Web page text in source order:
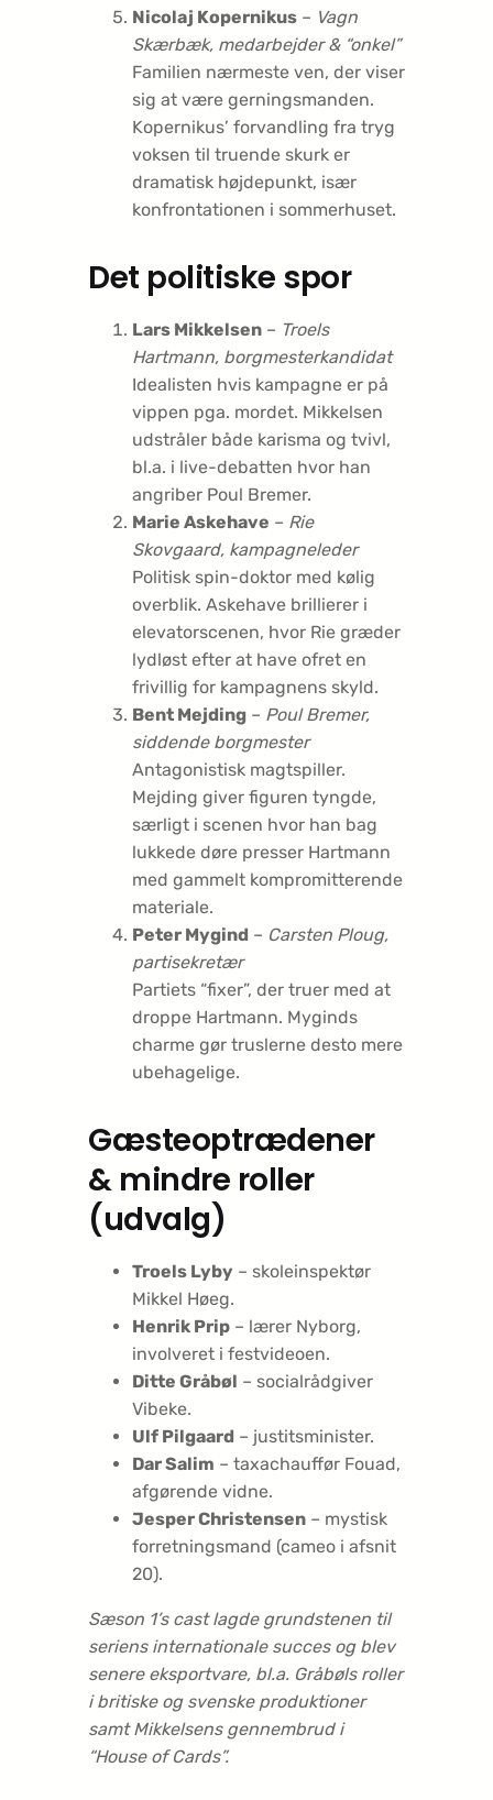
Nicolaj Kopernikus – Vagn
Skærbæk, medarbejder & “onkel”
Familien nærmeste ven, der viser
sig at være gerningsmanden.
Kopernikus’ forvandling fra tryg
voksen til truende skurk er
dramatisk højdepunkt, især
konfrontationen i sommerhuset.
Det politiske spor
Lars Mikkelsen – Troels
Hartmann, borgmester­kandidat
Idealisten hvis kampagne er på
vippen pga. mordet. Mikkelsen
udstråler både karisma og tvivl,
bl.a. i live-debatten hvor han
angriber Poul Bremer.
Marie Askehave – Rie
Skovgaard, kampagneleder
Politisk spin-doktor med kølig
overblik. Askehave brillierer i
elevator­scenen, hvor Rie græder
lydløst efter at have ofret en
frivillig for kampagnens skyld.
Bent Mejding – Poul Bremer,
siddende borgmester
Antagonistisk magtspiller.
Mejding giver figuren tyngde,
særligt i scenen hvor han bag
lukkede døre presser Hartmann
med gammelt kompromitterende
materiale.
Peter Mygind – Carsten Ploug,
partisekretær
Partiets “fixer”, der truer med at
droppe Hartmann. Myginds
charme gør truslerne desto mere
ubehagelige.
Gæsteoptrædener
& mindre roller
(udvalg)
Troels Lyby – skoleinspektør
Mikkel Høeg.
Henrik Prip – lærer Nyborg,
involveret i festvideoen.
Ditte Gråbøl – socialrådgiver
Vibeke.
Ulf Pilgaard – justitsminister.
Dar Salim – taxachauffør Fouad,
afgørende vidne.
Jesper Christensen – mystisk
forretningsmand (cameo i afsnit
20).
Sæson 1’s cast lagde grundstenen til
seriens internationale succes og blev
senere eksport­vare, bl.a. Gråbøls roller
i britiske og svenske produktioner
samt Mikkelsens gennembrud i
“House of Cards”.